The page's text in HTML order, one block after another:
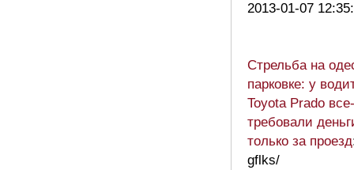
2013-01-07
Стрельба на
парковке: у
Toyota Prado
требовали
только за проезд
gflks/